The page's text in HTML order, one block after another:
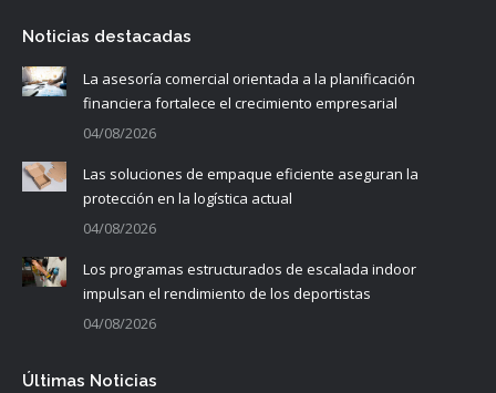
Noticias destacadas
La asesoría comercial orientada a la planificación
financiera fortalece el crecimiento empresarial
04/08/2026
Las soluciones de empaque eficiente aseguran la
protección en la logística actual
04/08/2026
Los programas estructurados de escalada indoor
impulsan el rendimiento de los deportistas
04/08/2026
Últimas Noticias